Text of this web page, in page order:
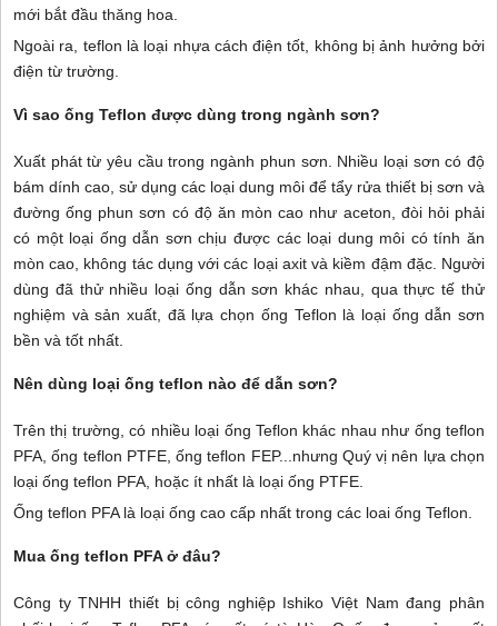
mới bắt đầu thăng hoa.
Ngoài ra, teflon là loại nhựa cách điện tốt, không bị ảnh hưởng bởi
điện từ trường.
Vì sao ống Teflon được dùng trong ngành sơn?
Xuất phát từ yêu cầu trong ngành phun sơn. Nhiều loại sơn có độ
bám dính cao, sử dụng các loại dung môi để tẩy rửa thiết bị sơn và
đường ống phun sơn có độ ăn mòn cao như aceton, đòi hỏi phải
có một loại ống dẫn sơn chịu được các loại dung môi có tính ăn
mòn cao, không tác dụng với các loại axit và kiềm đậm đặc. Người
dùng đã thử nhiều loại ống dẫn sơn khác nhau, qua thực tế thử
nghiệm và sản xuất, đã lựa chọn ống Teflon là loại ống dẫn sơn
bền và tốt nhất.
Nên dùng loại ống teflon nào để dẫn sơn?
Trên thị trường, có nhiều loại ống Teflon khác nhau như ống teflon
PFA, ống teflon PTFE, ống teflon FEP...nhưng Quý vị nên lựa chọn
loại ống teflon PFA, hoặc ít nhất là loại ống PTFE.
Ống teflon PFA là loại ống cao cấp nhất trong các loai ống Teflon.
Mua ống teflon PFA ở đâu?
Công ty TNHH thiết bị công nghiệp Ishiko Việt Nam đang phân